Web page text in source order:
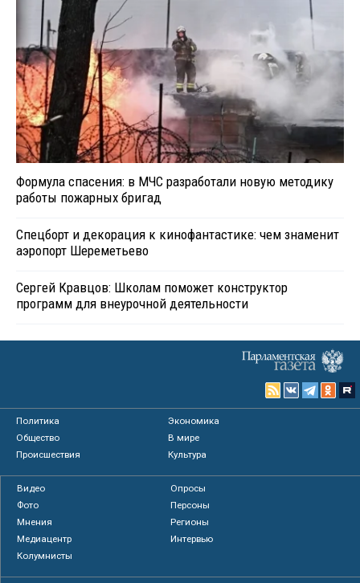
Формула спасения: в МЧС разработали новую методику
работы пожарных бригад
Спецборт и декорация к кинофантастике: чем знаменит
аэропорт Шереметьево
Сергей Кравцов: Школам поможет конструктор
программ для внеурочной деятельности
Политика
Экономика
Общество
В мире
Происшествия
Культура
Видео
Опросы
Фото
Персоны
Мнения
Регионы
Медиацентр
Интервью
Колумнисты